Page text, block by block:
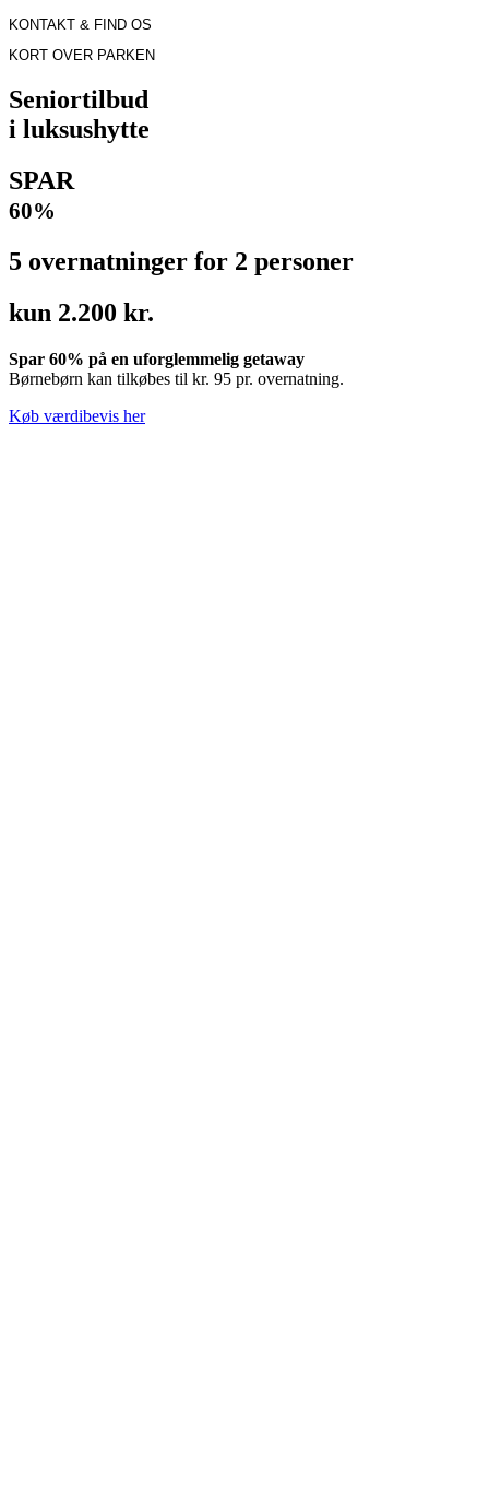
KONTAKT & FIND OS
KORT OVER PARKEN
Seniortilbud
i luksushytte
SPAR
60%
5 overnatninger for 2 personer
kun 2.200 kr.
Spar 60% på en uforglemmelig getaway
Børnebørn kan tilkøbes til kr. 95 pr. overnatning.
Køb værdibevis her